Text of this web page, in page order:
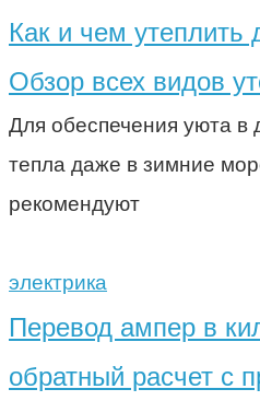
Как и чем утеплить
Обзор всех видов
Для обеспечения уюта в
тепла даже в зимние
рекомендуют
электрика
Перевод ампер в
обратный расчет с